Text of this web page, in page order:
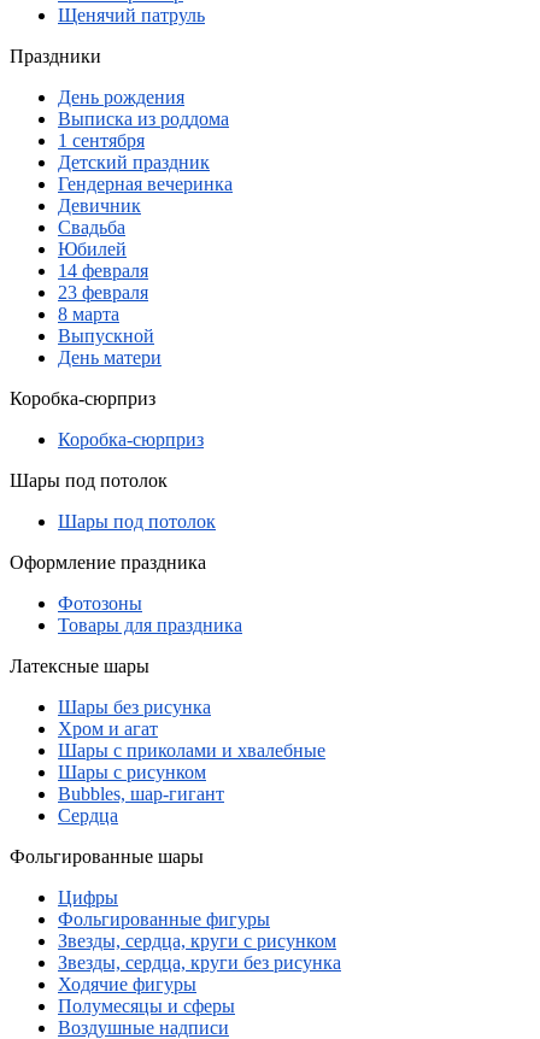
Щенячий патруль
Праздники
День рождения
Выписка из роддома
1 сентября
Детский праздник
Гендерная вечеринка
Девичник
Свадьба
Юбилей
14 февраля
23 февраля
8 марта
Выпускной
День матери
Коробка-сюрприз
Коробка-сюрприз
Шары под потолок
Шары под потолок
Оформление праздника
Фотозоны
Товары для праздника
Латексные шары
Шары без рисунка
Хром и агат
Шары с приколами и хвалебные
Шары с рисунком
Bubbles, шар-гигант
Сердца
Фольгированные шары
Цифры
Фольгированные фигуры
Звезды, сердца, круги с рисунком
Звезды, сердца, круги без рисунка
Ходячие фигуры
Полумесяцы и сферы
Воздушные надписи